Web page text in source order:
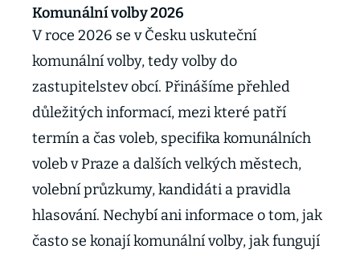
Komunální volby 2026
V roce 2026 se v Česku uskuteční
komunální volby, tedy volby do
zastupitelstev obcí. Přinášíme přehled
důležitých informací, mezi které patří
termín a čas voleb, specifika komunálních
voleb v Praze a dalších velkých městech,
volební průzkumy, kandidáti a pravidla
hlasování. Nechybí ani informace o tom, jak
často se konají komunální volby, jak fungují